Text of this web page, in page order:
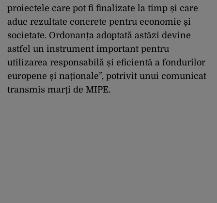
proiectele care pot fi finalizate la timp și care
aduc rezultate concrete pentru economie și
societate. Ordonanța adoptată astăzi devine
astfel un instrument important pentru
utilizarea responsabilă și eficientă a fondurilor
europene și naționale”, potrivit unui comunicat
transmis marți de MIPE.